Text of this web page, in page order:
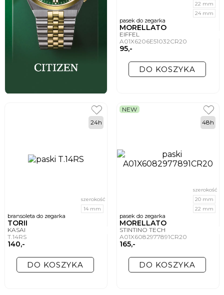
pasek do zegarka
MORELLATO
EIFFEL
A01X6206E51032CR20
95,-
22 mm
24 mm
DO KOSZYKA
bransoleta do zegarka
TORII
KASAI
T.14RS
140,-
szerokość
14 mm
24h
DO KOSZYKA
pasek do zegarka
MORELLATO
STINTINO TECH
A01X6082977891CR20
165,-
NEW
szerokość
20 mm
22 mm
48h
DO KOSZYKA